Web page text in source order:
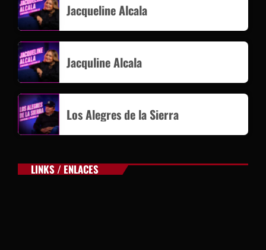
Jacqueline Alcala
Jacquline Alcala
Los Alegres de la Sierra
LINKS / ENLACES